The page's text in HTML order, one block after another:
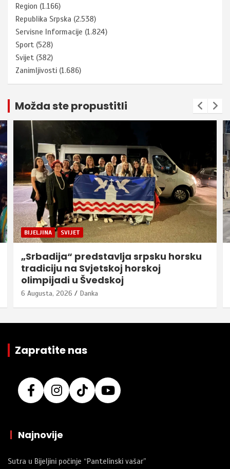
Region (1.166)
Republika Srpska (2.538)
Servisne Informacije (1.824)
Sport (528)
Svijet (382)
Zanimljivosti (1.686)
Možda ste propustitli
BIJELJINA SVIJET
„Srbadija“ predstavlja srpsku horsku
tradiciju na Svjetskoj horskoj
olimpijadi u Švedskoj
6 Augusta, 2026 Danka
Zapratite nas
| Najnovije
Sutra u Bijeljini počinje “Pantelinski vašar”